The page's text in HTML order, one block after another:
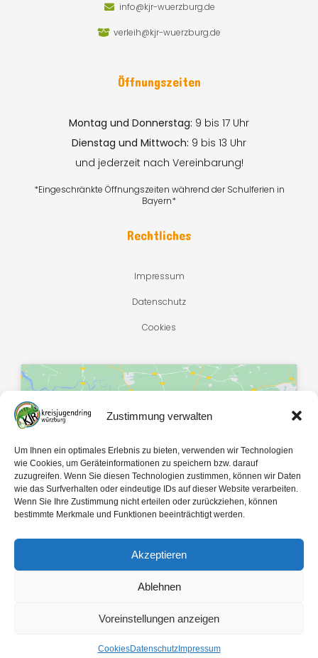
Zustimmung verwalten
Um Ihnen ein optimales Erlebnis zu bieten, verwenden wir Technologien
wie Cookies, um Geräteinformationen zu speichern bzw. darauf
zuzugreifen. Wenn Sie diesen Technologien zustimmen, können wir Daten
wie das Surfverhalten oder eindeutige IDs auf dieser Website verarbeiten.
Wenn Sie Ihre Zustimmung nicht erteilen oder zurückziehen, können
bestimmte Merkmale und Funktionen beeinträchtigt werden.
Akzeptieren
Ablehnen
Voreinstellungen anzeigen
CookiesDatenschutzImpressum
info@kjr-wuerzburg.de
verleih@kjr-wuerzburg.de
Öffnungszeiten
Montag und Donnerstag: 9 bis 17 Uhr
Dienstag und Mittwoch: 9 bis 13 Uhr
und jederzeit nach Vereinbarung!
*Eingeschränkte Öffnungszeiten während der Schulferien in
Bayern*
Rechtliches
Impressum
Datenschutz
Cookies
Klicke hier, um Marketing-Cookies zu
akzeptieren und diesen Inhalt zu
aktivieren
Copyright © 2026